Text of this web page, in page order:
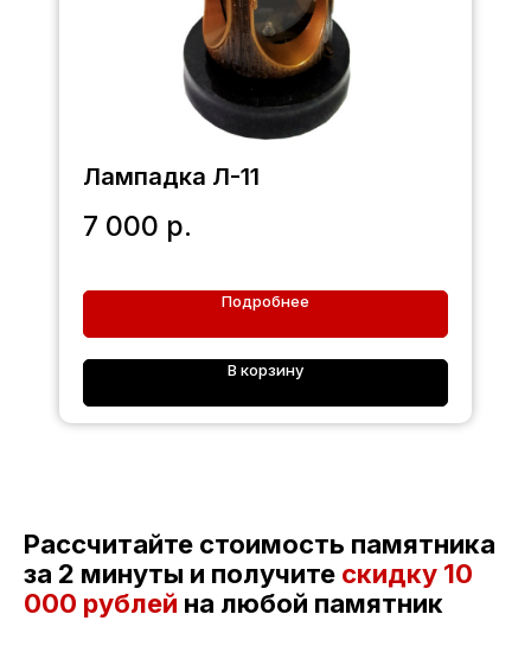
Лампадка Л-11
7 000 р.
Подробнее
В корзину
Рассчитайте стоимость памятника
за 2 минуты и получите скидку 10
000 рублей на любой памятник